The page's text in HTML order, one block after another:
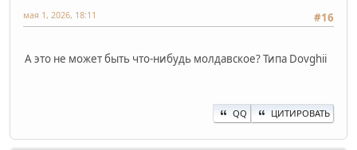
#16
мая 1, 2026, 18:11
А это не может быть что-нибудь молдавское? Типа Dovghii
QQ ЦИТИРОВАТЬ